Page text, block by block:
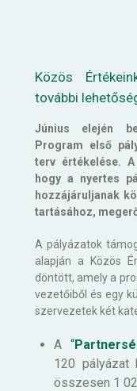
Közös
további
Június elején
Program első
terv értékelése.
hogy a nyertes
hozzájáruljanak
tartásához,
A pályázatok
alapján a Közös
döntött, amely a
vezetőiből és egy
szervezetek két
A “
120 pályázat
összesen 1